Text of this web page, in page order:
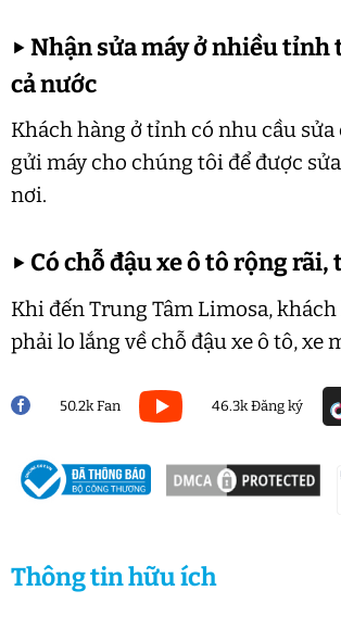
▶Nhận sửa máy ở nhiều
cả nước
Khách hàng ở tỉnh có nhu cầu sửa
gửi máy cho chúng tôi để được
nơi.
▶ Có chỗ đậu xe ô tô rộng
Khi đến Trung Tâm Limosa,
phải lo lắng về chỗ đậu xe ô tô, xe
50.2k Fan 46.3k Đăng ký
Thông tin hữu ích